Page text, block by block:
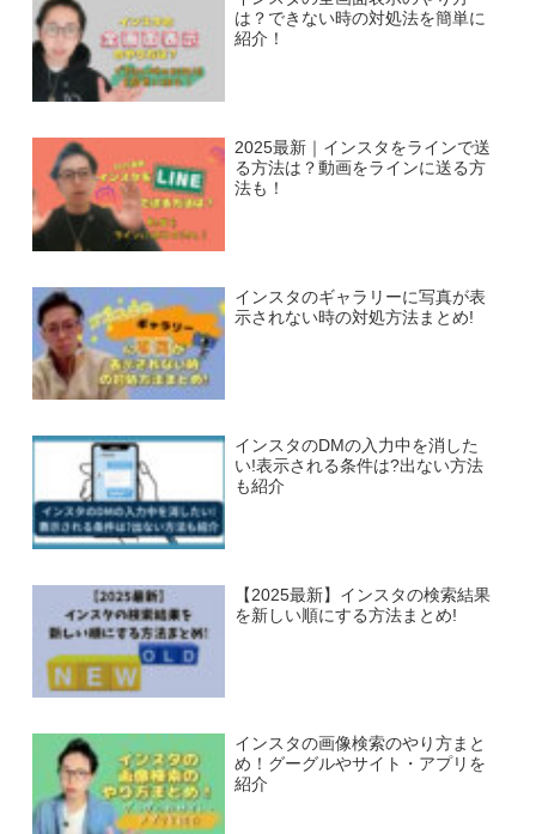
は？できない時の対処法を簡単に
紹介！
2025最新｜インスタをラインで送
る方法は？動画をラインに送る方
法も！
インスタのギャラリーに写真が表
示されない時の対処方法まとめ!
インスタのDMの入力中を消した
い!表示される条件は?出ない方法
も紹介
【2025最新】インスタの検索結果
を新しい順にする方法まとめ!
インスタの画像検索のやり方まと
め！グーグルやサイト・アプリを
紹介